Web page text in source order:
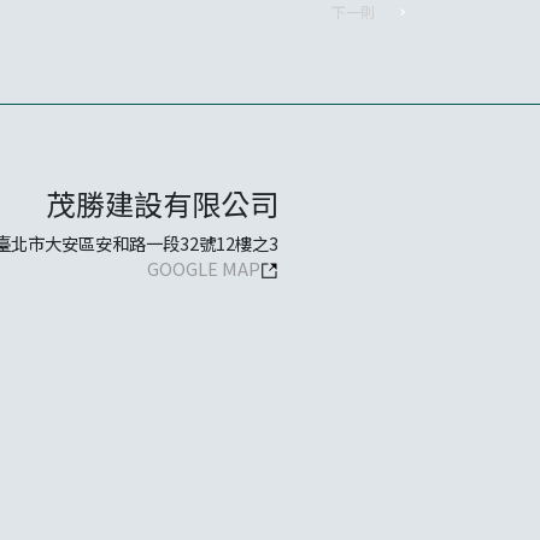
下一則
茂勝建設有限公司
北市大安區安和路一段32號12樓之3
GOOGLE MAP